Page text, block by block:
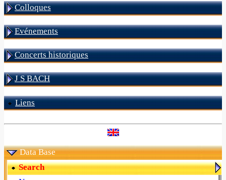
Colloques
Evénements
Concerts historiques
J S BACH
Liens
Data Base
Search